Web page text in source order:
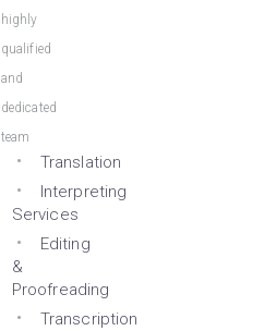
highly
qualified
and
dedicated
team
Translation
Interpreting
Services
Editing
&
Proofreading
Transcription